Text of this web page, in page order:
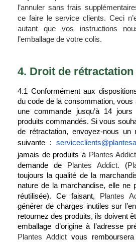
l’annuler sans frais
ce faire le service clients. Ceci
autant que vos instructions
l’emballage de votre colis.
4. Droit de rétractation
4.1 Conformément aux
du code de la consommation, vous
une commande jusqu’à 14
produits commandés. Si vous
de rétractation, envoyez-nous un
suivante :
jamais de produits à Plantes Addict
demande de Plantes Addict. (
toujours la qualité de la
nature de la marchandise, elle ne
réutilisée). Ce faisant, Plantes
générer de charges inutiles sur
retournez des produits, ils doivent
Plantes Addict vous